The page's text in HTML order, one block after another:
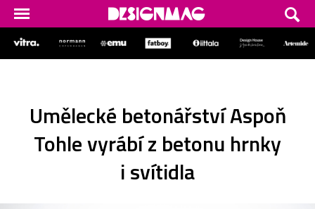
Umělecké betonářství Aspoň
Tohle vyrábí z betonu hrnky
i svítidla